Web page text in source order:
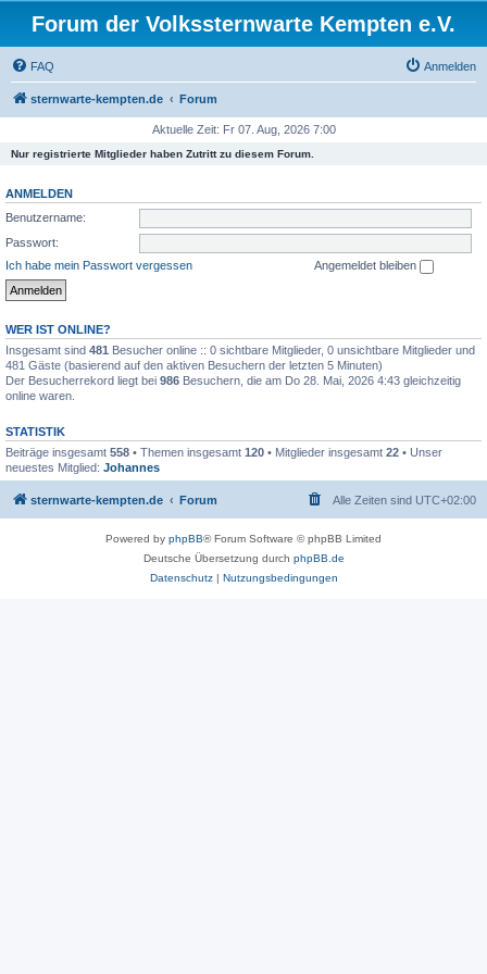
Forum der Volkssternwarte Kempten e.V.
FAQ Anmelden
sternwarte-kempten.de Forum
Aktuelle Zeit: Fr 07. Aug, 2026 7:00
Nur registrierte Mitglieder haben Zutritt zu diesem Forum.
ANMELDEN
Benutzername:
Passwort:
Ich habe mein Passwort vergessen
Angemeldet bleiben
WER IST ONLINE?
Insgesamt sind 481 Besucher online :: 0 sichtbare Mitglieder, 0 unsichtbare Mitglieder und
481 Gäste (basierend auf den aktiven Besuchern der letzten 5 Minuten)
Der Besucherrekord liegt bei 986 Besuchern, die am Do 28. Mai, 2026 4:43 gleichzeitig
online waren.
STATISTIK
Beiträge insgesamt 558 • Themen insgesamt 120 • Mitglieder insgesamt 22 • Unser
neuestes Mitglied: Johannes
sternwarte-kempten.de Forum Alle Zeiten sind UTC+02:00
Powered by phpBB® Forum Software © phpBB Limited
Deutsche Übersetzung durch phpBB.de
Datenschutz| Nutzungsbedingungen